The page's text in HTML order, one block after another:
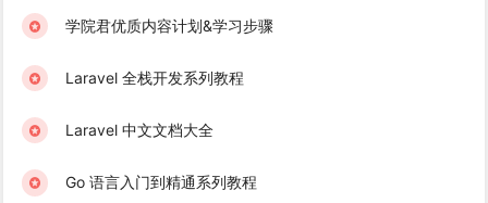
学院君优质内容计划&学习步骤
Laravel 全栈开发系列教程
Laravel 中文文档大全
Go 语言入门到精通系列教程